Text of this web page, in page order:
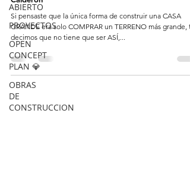
ABIERTO
PROYECTOS
OPEN
CONCEPT
PLAN 💎
OBRAS
DE
CONSTRUCCION
Si pensaste que la única forma de construir una CASA
GRANDE era solo COMPRAR un TERRENO más grande,
decimos que no tiene que ser ASÍ,...